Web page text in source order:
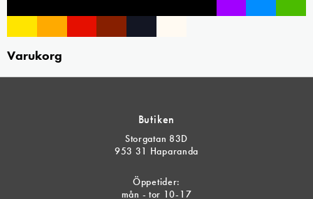
Varukorg
Butiken
Storgatan 83D
953 31 Haparanda
Öppetider:
mån - tor 10-17